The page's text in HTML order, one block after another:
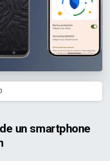
no significa
un smartphone